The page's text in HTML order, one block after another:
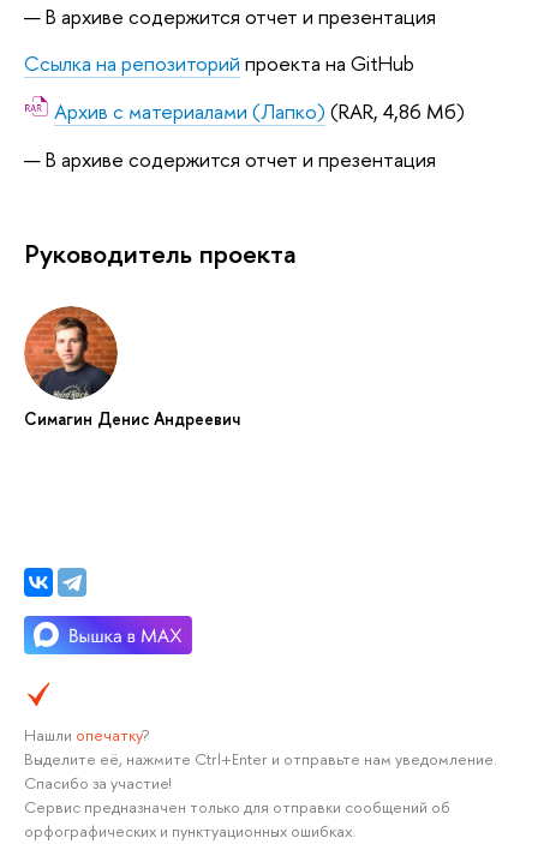
В архиве содержится отчет и презентация
Ссылка на репозиторий проекта на GitHub
Архив с материалами (Лапко) (RAR, 4,86 Мб)
В архиве содержится отчет и презентация
Руководитель проекта
Симагин Денис Андреевич
Нашли опечатку?
Выделите её, нажмите Ctrl+Enter и отправьте нам уведомление.
Спасибо за участие!
Сервис предназначен только для отправки сообщений об
орфографических и пунктуационных ошибках.